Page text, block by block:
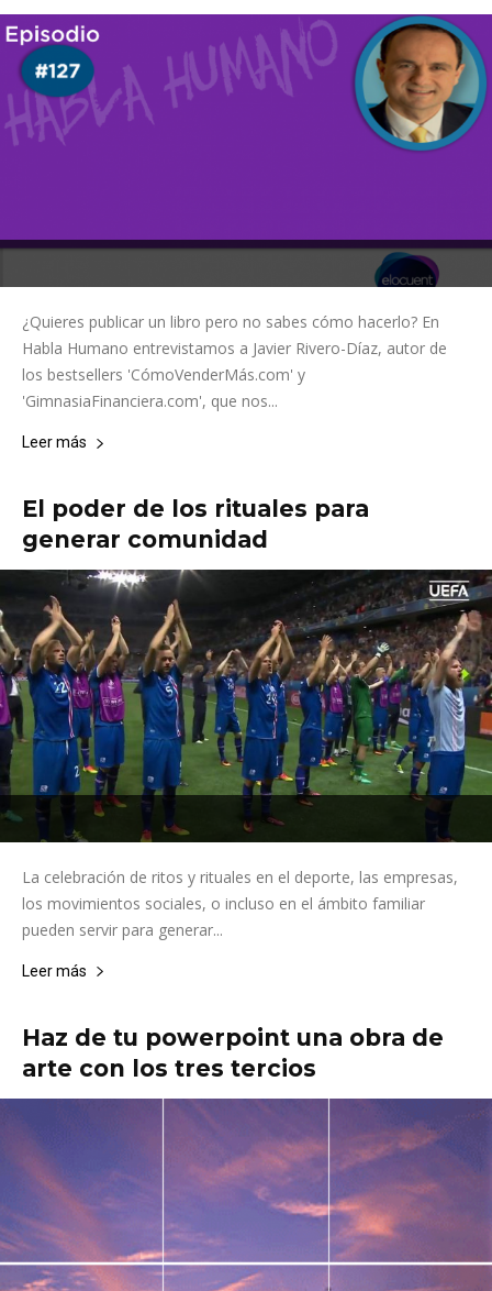
¿Quieres publicar un libro pero no sabes cómo hacerlo? En
Habla Humano entrevistamos a Javier Rivero-Díaz, autor de
los bestsellers 'CómoVenderMás.com' y
'GimnasiaFinanciera.com', que nos...
Leer más
El poder de los rituales para
generar comunidad
La celebración de ritos y rituales en el deporte, las empresas,
los movimientos sociales, o incluso en el ámbito familiar
pueden servir para generar...
Leer más
Haz de tu powerpoint una obra de
arte con los tres tercios